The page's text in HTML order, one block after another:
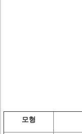
모형